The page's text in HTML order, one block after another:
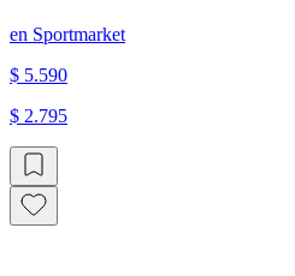
en Sportmarket
$ 5.590
$ 2.795